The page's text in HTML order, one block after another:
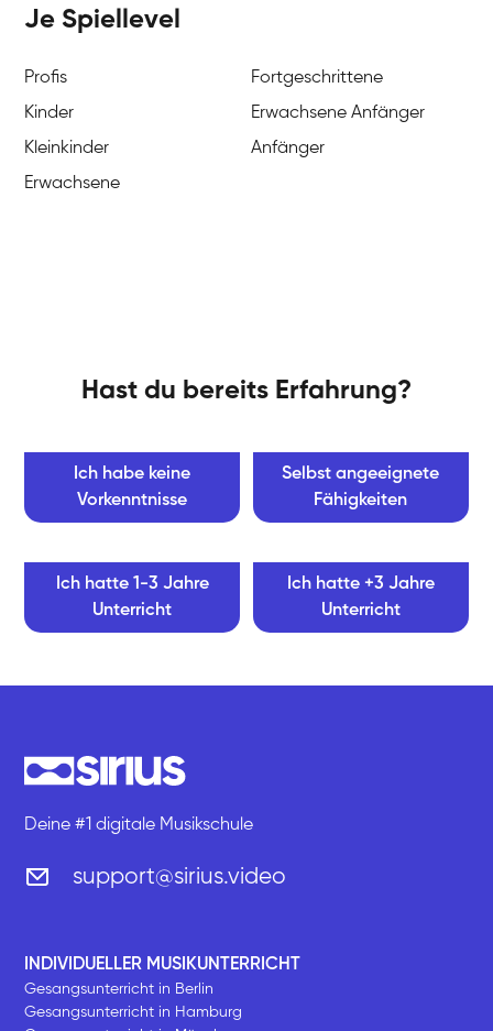
Je Spiellevel
Profis
Fortgeschrittene
Kinder
Erwachsene Anfänger
Kleinkinder
Anfänger
Erwachsene
Hast du bereits Erfahrung?
Ich habe keine
Vorkenntnisse
Selbst angeeignete
Fähigkeiten
Ich hatte 1-3 Jahre
Unterricht
Ich hatte +3 Jahre
Unterricht
Deine #1 digitale Musikschule
support@sirius.video
INDIVIDUELLER MUSIKUNTERRICHT
Gesangsunterricht in Berlin
Gesangsunterricht in Hamburg